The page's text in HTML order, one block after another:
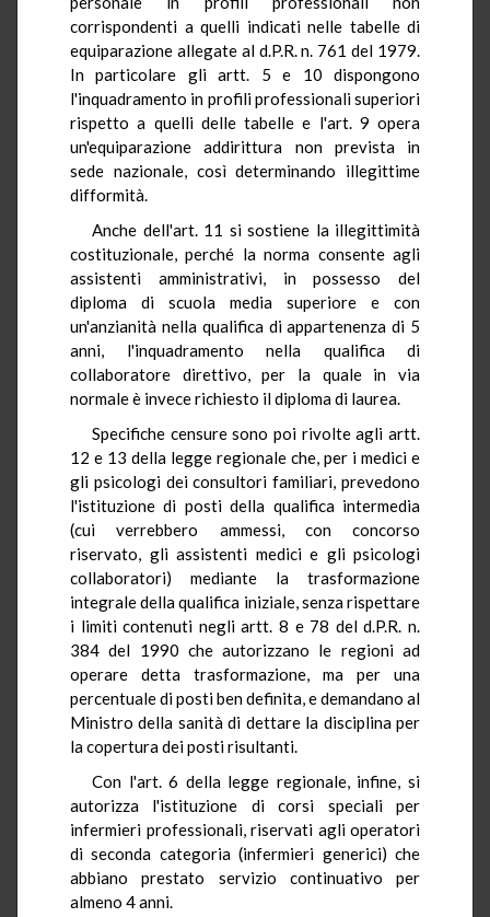
corrispondenti a quelli indicati nelle tabelle di
equiparazione allegate al d.P.R. n. 761 del 1979.
In particolare gli artt. 5 e 10 dispongono
l'inquadramento in profili professionali superiori
rispetto a quelli delle tabelle e l'art. 9 opera
un'equiparazione addirittura non prevista in
sede nazionale, così determinando illegittime
difformità.
Anche dell'art. 11 si sostiene la illegittimità
costituzionale, perché la norma consente agli
assistenti amministrativi, in possesso del
diploma di scuola media superiore e con
un'anzianità nella qualifica di appartenenza di 5
anni, l'inquadramento nella qualifica di
collaboratore direttivo, per la quale in via
normale è invece richiesto il diploma di laurea.
Specifiche censure sono poi rivolte agli artt.
12 e 13 della legge regionale che, per i medici e
gli psicologi dei consultori familiari, prevedono
l'istituzione di posti della qualifica intermedia
(cui verrebbero ammessi, con concorso
riservato, gli assistenti medici e gli psicologi
collaboratori) mediante la trasformazione
integrale della qualifica iniziale, senza rispettare
i limiti contenuti negli artt. 8 e 78 del d.P.R. n.
384 del 1990 che autorizzano le regioni ad
operare detta trasformazione, ma per una
percentuale di posti ben definita, e demandano al
Ministro della sanità di dettare la disciplina per
la copertura dei posti risultanti.
Con l'art. 6 della legge regionale, infine, si
autorizza l'istituzione di corsi speciali per
infermieri professionali, riservati agli operatori
di seconda categoria (infermieri generici) che
abbiano prestato servizio continuativo per
almeno 4 anni.